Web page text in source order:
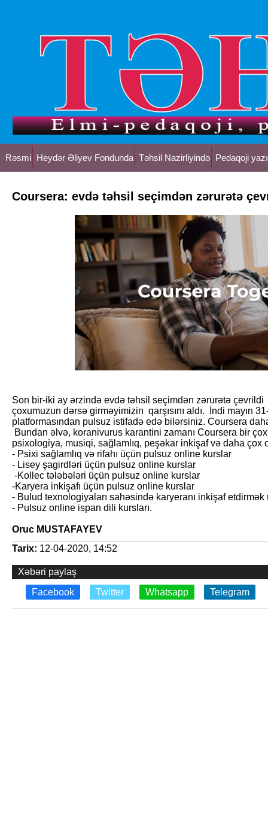
Rəsmi Heydər Əliyev Fondunda Təhsil Nazirliyində Pedaqoji
Coursera: evdə təhsil seçimdən zərurətə
Son bir-iki ay ərzində evdə təhsil seçimdən zərurətə
çoxumuzun dərsə girməyimizin qarşısını aldı. İndi mayın
platformasından pulsuz istifadə edə bilərsiniz. Coursera
Bundan əlvə, koranivurus karantini zamanı Coursera bir
psixologiya, musiqi, sağlamlıq, peşəkar inkişaf və daha çox
- Psixi sağlamlıq və rifahı üçün pulsuz online kurslar
- Lisey şagirdləri üçün pulsuz online kurslar
-Kollec tələbələri üçün pulsuz online kurslar
-Karyera inkişafı üçün pulsuz online kurslar
- Bulud texnologiyaları sahəsində karyeranı inkişaf
- Pulsuz online ispan dili kursları.
Oruc MUSTAFAYEV
Tarix: 12-04-2020, 14:52
Xəbəri paylaş
Facebook
Twitter Whatsapp Telegram